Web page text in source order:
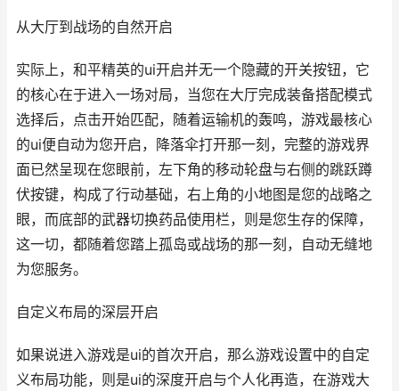
从大厅到战场的自然开启
实际上，和平精英的ui开启并无一个隐藏的开关按钮，它
的核心在于进入一场对局，当您在大厅完成装备搭配模式
选择后，点击开始匹配，随着运输机的轰鸣，游戏最核心
的ui便自动为您开启，降落伞打开那一刻，完整的游戏界
面已然呈现在您眼前，左下角的移动轮盘与右侧的跳跃蹲
伏按键，构成了行动基础，右上角的小地图是您的战略之
眼，而底部的武器切换药品使用栏，则是您生存的保障，
这一切，都随着您踏上孤岛或战场的那一刻，自动无缝地
为您服务。
自定义布局的深层开启
如果说进入游戏是ui的首次开启，那么游戏设置中的自定
义布局功能，则是ui的深度开启与个人化再造，在游戏大